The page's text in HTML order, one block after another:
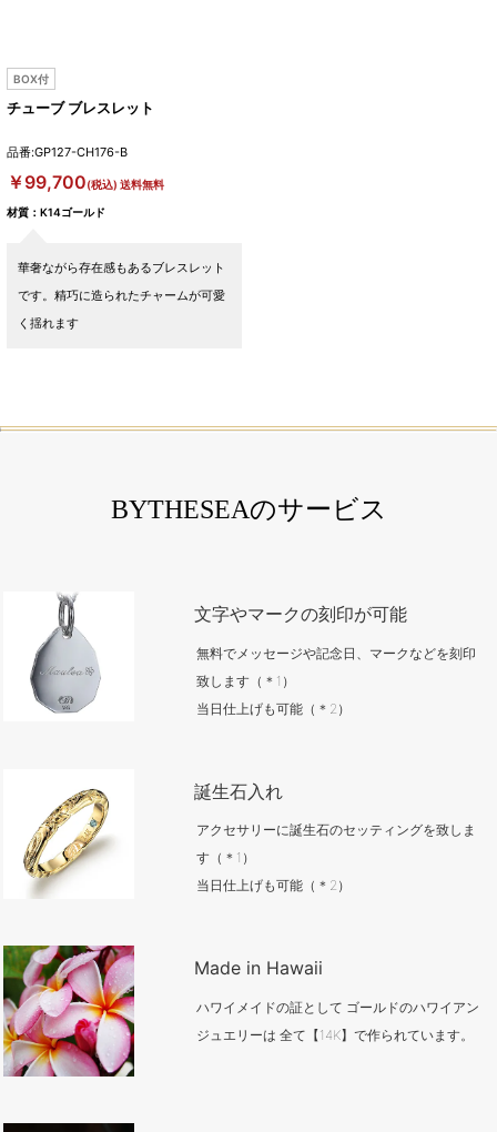
BOX付
チューブ ブレスレット
品番:GP127-CH176-B
￥99,700(税込) 送料無料
材質：K14ゴールド
華奢ながら存在感もあるブレスレット
です。精巧に造られたチャームが可愛
く揺れます
BYTHESEAのサービス
文字やマークの刻印が可能
無料でメッセージや記念日、マークなどを刻印
致します（＊1）
当日仕上げも可能（＊2）
誕生石入れ
アクセサリーに誕生石のセッティングを致しま
す（＊1）
当日仕上げも可能（＊2）
Made in Hawaii
ハワイメイドの証として ゴールドのハワイアン
ジュエリーは 全て【14K】で作られています。